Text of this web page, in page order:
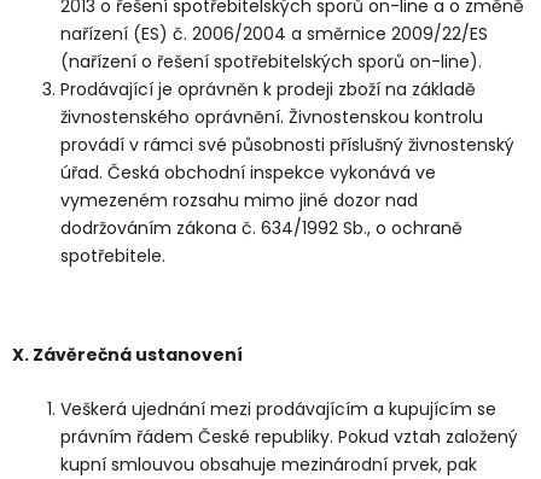
2013 o řešení spotřebitelských sporů on-line a o změně
nařízení (ES) č. 2006/2004 a směrnice 2009/22/ES
(nařízení o řešení spotřebitelských sporů on-line).
Prodávající je oprávněn k prodeji zboží na základě
živnostenského oprávnění. Živnostenskou kontrolu
provádí v rámci své působnosti příslušný živnostenský
úřad. Česká obchodní inspekce vykonává ve
vymezeném rozsahu mimo jiné dozor nad
dodržováním zákona č. 634/1992 Sb., o ochraně
spotřebitele.
X. Závěrečná ustanovení
Veškerá ujednání mezi prodávajícím a kupujícím se
právním řádem České republiky. Pokud vztah založený
kupní smlouvou obsahuje mezinárodní prvek, pak